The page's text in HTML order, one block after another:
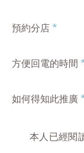
預約分店 *
方便回電的時間
如何得知此推廣
本人已經閱